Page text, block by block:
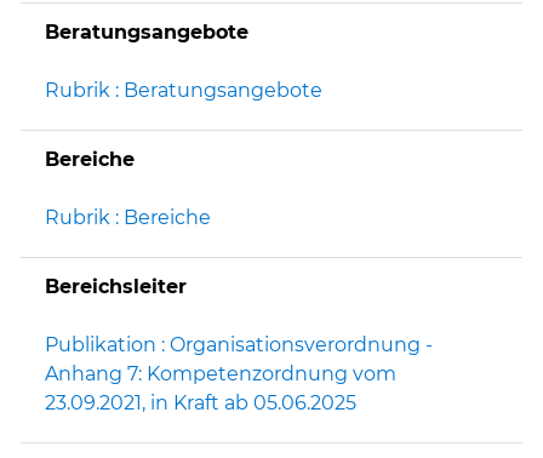
Beratungsangebote
Rubrik : Beratungsangebote
Bereiche
Rubrik : Bereiche
Bereichsleiter
Publikation : Organisationsverordnung -
Anhang 7: Kompetenzordnung vom
23.09.2021, in Kraft ab 05.06.2025